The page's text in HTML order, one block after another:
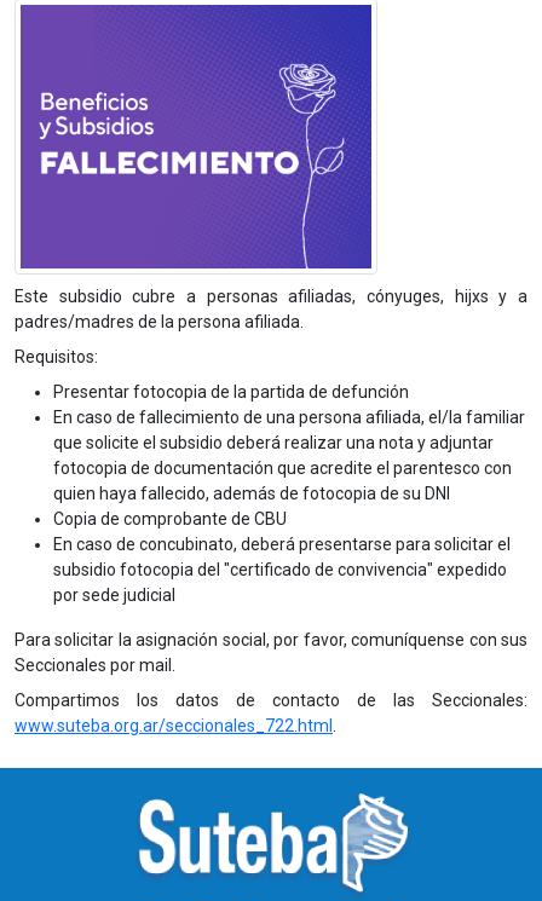
Este subsidio cubre a personas afiliadas, cónyuges, hijxs y a
padres/madres de la persona afiliada.
Requisitos:
Presentar fotocopia de la partida de defunción
En caso de fallecimiento de una persona afiliada, el/la familiar
que solicite el subsidio deberá realizar una nota y adjuntar
fotocopia de documentación que acredite el parentesco con
quien haya fallecido, además de fotocopia de su DNI
Copia de comprobante de CBU
En caso de concubinato, deberá presentarse para solicitar el
subsidio fotocopia del "certificado de convivencia" expedido
por sede judicial
Para solicitar la asignación social, por favor, comuníquense con sus
Seccionales por mail.
Compartimos los datos de contacto de las Seccionales:
www.suteba.org.ar/seccionales_722.html